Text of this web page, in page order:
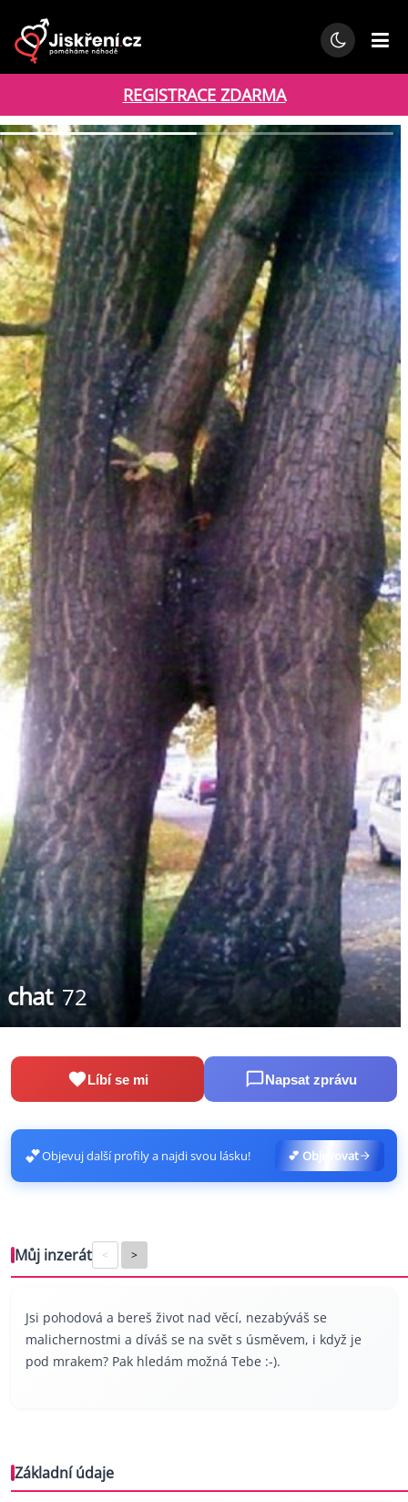
REGISTRACE ZDARMA
chat 72
Líbí se mi Napsat zprávu
💕Objevuj další profily a najdi svou lásku! 💕 Objevovat
Můj inzerát < >
Jsi pohodová a bereš život nad věcí, nezabýváš se
malichernostmi a díváš se na svět s úsměvem, i když je
pod mrakem? Pak hledám možná Tebe :-).
Základní údaje